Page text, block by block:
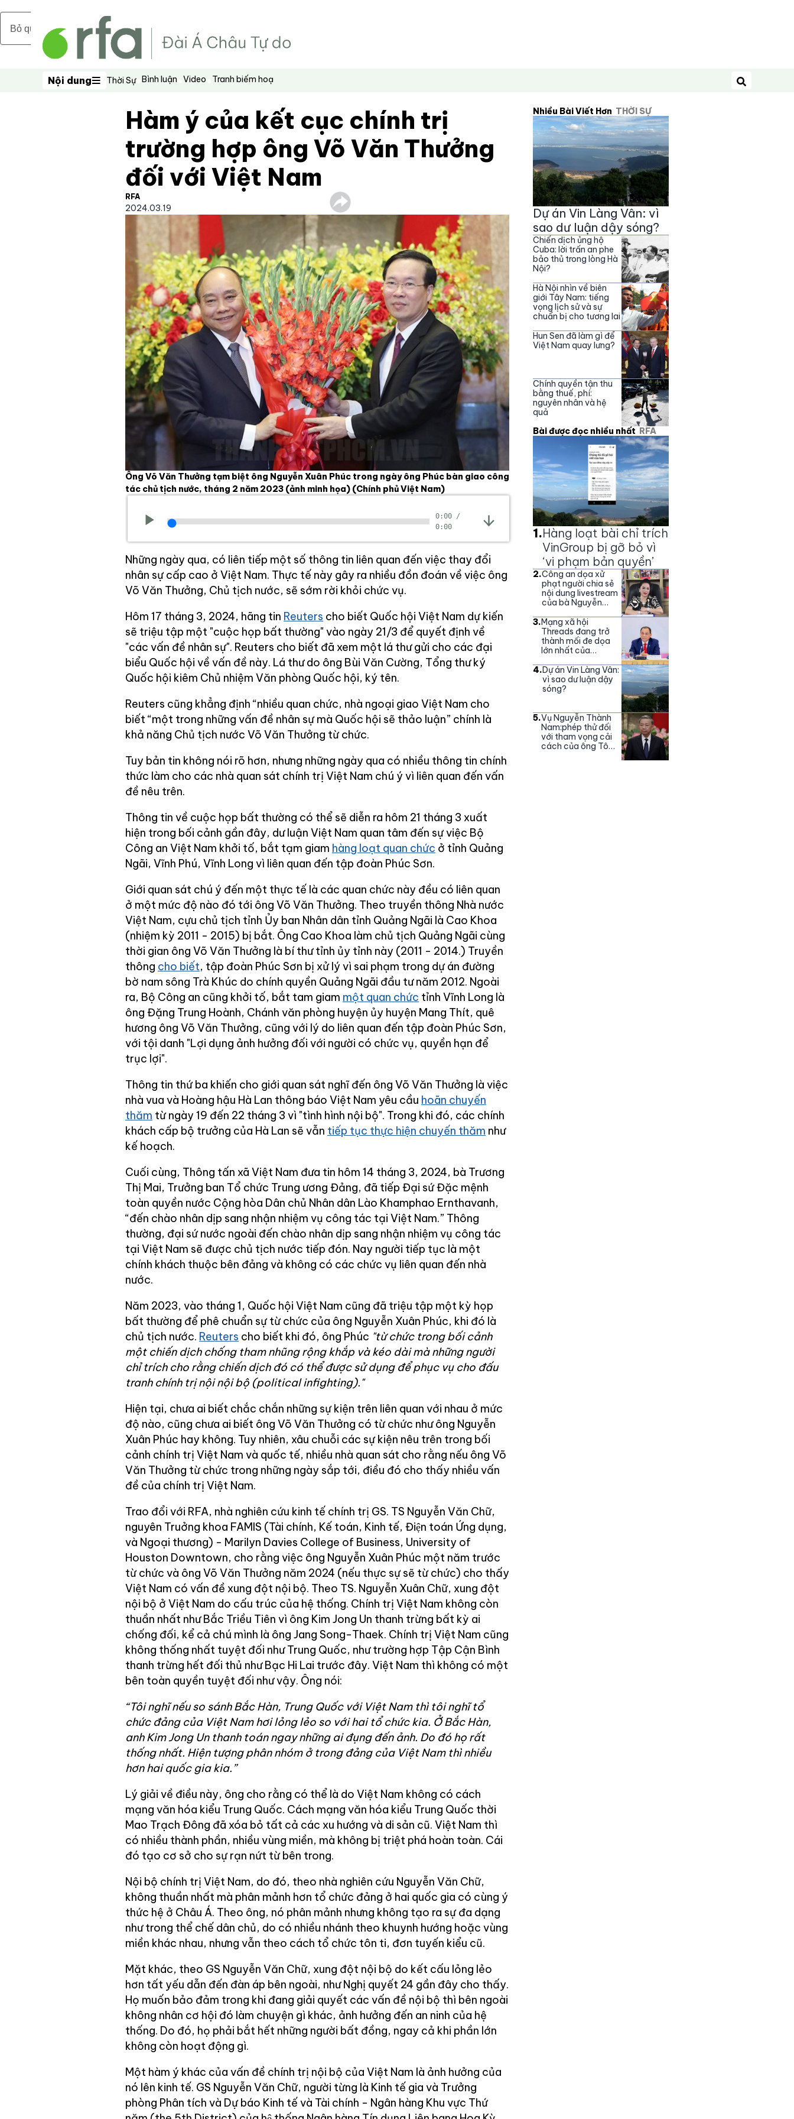
Bỏ qua nội dung chính
Nội dung
Nội dung Thời Sự Bình luận Video Tranh biếm hoạ
Tìm kiếm
Hàm ý của kết cục chính trị
trường hợp ông Võ Văn Thưởng
đối với Việt Nam
RFA
2024.03.19
Ông Võ Văn Thưởng tạm biệt ông Nguyễn Xuân Phúc trong ngày ông Phúc bàn giao công
tác chủ tịch nước, tháng 2 năm 2023 (ảnh minh họa) (Chính phủ Việt Nam)
0:00 /
0:00
Những ngày qua, có liên tiếp một số thông tin liên quan đến việc thay đổi
nhân sự cấp cao ở Việt Nam. Thực tế này gây ra nhiều đồn đoán về việc ông
Võ Văn Thưởng, Chủ tịch nước, sẽ sớm rời khỏi chức vụ.
Hôm 17 tháng 3, 2024, hãng tin Reuters cho biết Quốc hội Việt Nam dự kiến
sẽ triệu tập một "cuộc họp bất thường" vào ngày 21/3 để quyết định về
"các vấn đề nhân sự". Reuters cho biết đã xem một lá thư gửi cho các đại
biểu Quốc hội về vấn đề này. Lá thư do ông Bùi Văn Cường, Tổng thư ký
Quốc hội kiêm Chủ nhiệm Văn phòng Quốc hội, ký tên.
Reuters cũng khẳng định “nhiều quan chức, nhà ngoại giao Việt Nam cho
biết “một trong những vấn đề nhân sự mà Quốc hội sẽ thảo luận” chính là
khả năng Chủ tịch nước Võ Văn Thưởng từ chức.
Tuy bản tin không nói rõ hơn, nhưng những ngày qua có nhiều thông tin chính
thức làm cho các nhà quan sát chính trị Việt Nam chú ý vì liên quan đến vấn
đề nêu trên.
Thông tin về cuộc họp bất thường có thể sẽ diễn ra hôm 21 tháng 3 xuất
hiện trong bối cảnh gần đây, dư luận Việt Nam quan tâm đến sự việc Bộ
Công an Việt Nam khởi tố, bắt tạm giam hàng loạt quan chức ở tỉnh Quảng
Ngãi, Vĩnh Phú, Vĩnh Long vì liên quan đến tập đoàn Phúc Sơn.
Giới quan sát chú ý đến một thực tế là các quan chức này đều có liên quan
ở một mức độ nào đó tới ông Võ Văn Thưởng. Theo truyền thông Nhà nước
Việt Nam, cựu chủ tịch tỉnh Ủy ban Nhân dân tỉnh Quảng Ngãi là Cao Khoa
(nhiệm kỳ 2011 - 2015) bị bắt. Ông Cao Khoa làm chủ tịch Quảng Ngãi cùng
thời gian ông Võ Văn Thưởng là bí thư tỉnh ủy tỉnh này (2011 - 2014.) Truyền
thông cho biết, tập đoàn Phúc Sơn bị xử lý vì sai phạm trong dự án đường
bờ nam sông Trà Khúc do chính quyền Quảng Ngãi đầu tư năm 2012. Ngoài
ra, Bộ Công an cũng khởi tố, bắt tam giam một quan chức tỉnh Vĩnh Long là
ông Đặng Trung Hoành, Chánh văn phòng huyện ủy huyện Mang Thít, quê
hương ông Võ Văn Thưởng, cũng với lý do liên quan đến tập đoàn Phúc Sơn,
với tội danh "Lợi dụng ảnh hưởng đối với người có chức vụ, quyền hạn để
trục lợi".
Thông tin thứ ba khiến cho giới quan sát nghĩ đến ông Võ Văn Thưởng là việc
nhà vua và Hoàng hậu Hà Lan thông báo Việt Nam yêu cầu hoãn chuyến
thăm từ ngày 19 đến 22 tháng 3 vì "tình hình nội bộ". Trong khi đó, các chính
khách cấp bộ trưởng của Hà Lan sẽ vẫn tiếp tục thực hiện chuyến thăm như
kế hoạch.
Cuối cùng, Thông tấn xã Việt Nam đưa tin hôm 14 tháng 3, 2024, bà Trương
Thị Mai, Trưởng ban Tổ chức Trung ương Đảng, đã tiếp Đại sứ Đặc mệnh
toàn quyền nước Cộng hòa Dân chủ Nhân dân Lào Khamphao Ernthavanh,
“đến chào nhân dịp sang nhận nhiệm vụ công tác tại Việt Nam.” Thông
thường, đại sứ nước ngoài đến chào nhân dịp sang nhận nhiệm vụ công tác
tại Việt Nam sẽ được chủ tịch nước tiếp đón. Nay người tiếp tục là một
chính khách thuộc bên đảng và không có các chức vụ liên quan đến nhà
nước.
Năm 2023, vào tháng 1, Quốc hội Việt Nam cũng đã triệu tập một kỳ họp
bất thường để phê chuẩn sự từ chức của ông Nguyễn Xuân Phúc, khi đó là
chủ tịch nước. Reuters cho biết khi đó, ông Phúc "từ chức trong bối cảnh
một chiến dịch chống tham nhũng rộng khắp và kéo dài mà những người
chỉ trích cho rằng chiến dịch đó có thể được sử dụng để phục vụ cho đấu
tranh chính trị nội nội bộ (political infighting)."
Hiện tại, chưa ai biết chắc chắn những sự kiện trên liên quan với nhau ở mức
độ nào, cũng chưa ai biết ông Võ Văn Thưởng có từ chức như ông Nguyễn
Xuân Phúc hay không. Tuy nhiên, xâu chuỗi các sự kiện nêu trên trong bối
cảnh chính trị Việt Nam và quốc tế, nhiều nhà quan sát cho rằng nếu ông Võ
Văn Thưởng từ chức trong những ngày sắp tới, điều đó cho thấy nhiều vấn
đề của chính trị Việt Nam.
Trao đổi với RFA, nhà nghiên cứu kinh tế chính trị GS. TS Nguyễn Văn Chữ,
nguyên Truởng khoa FAMIS (Tài chính, Kế toán, Kinh tế, Điện toán Ứng dụng,
và Ngoại thương) - Marilyn Davies College of Business, University of
Houston Downtown, cho rằng việc ông Nguyễn Xuân Phúc một năm trước
từ chức và ông Võ Văn Thưởng năm 2024 (nếu thực sự sẽ từ chức) cho thấy
Việt Nam có vấn đề xung đột nội bộ. Theo TS. Nguyễn Xuân Chữ, xung đột
nội bộ ở Việt Nam do cấu trúc của hệ thống. Chính trị Việt Nam không còn
thuần nhất như Bắc Triều Tiên vì ông Kim Jong Un thanh trừng bất kỳ ai
chống đối, kể cả chú mình là ông Jang Song-Thaek. Chính trị Việt Nam cũng
không thống nhất tuyệt đối như Trung Quốc, như trường hợp Tập Cận Bình
thanh trừng hết đối thủ như Bạc Hi Lai trước đây. Việt Nam thì không có một
bên toàn quyền tuyệt đối như vậy. Ông nói:
“Tôi nghĩ nếu so sánh Bắc Hàn, Trung Quốc với Việt Nam thì tôi nghĩ tổ
chức đảng của Việt Nam hơi lỏng lẻo so với hai tổ chức kia. Ở Bắc Hàn,
anh Kim Jong Un thanh toán ngay những ai đụng đến ảnh. Do đó họ rất
thống nhất. Hiện tượng phân nhóm ở trong đảng của Việt Nam thì nhiều
hơn hai quốc gia kia.”
Lý giải về điều này, ông cho rằng có thể là do Việt Nam không có cách
mạng văn hóa kiểu Trung Quốc. Cách mạng văn hóa kiểu Trung Quốc thời
Mao Trạch Đông đã xóa bỏ tất cả các xu hướng và di sản cũ. Việt Nam thì
có nhiều thành phần, nhiều vùng miền, mà không bị triệt phá hoàn toàn. Cái
đó tạo cơ sở cho sự rạn nứt từ bên trong.
Nội bộ chính trị Việt Nam, do đó, theo nhà nghiên cứu Nguyễn Văn Chữ,
không thuần nhất mà phân mảnh hơn tổ chức đảng ở hai quốc gia có cùng ý
thức hệ ở Châu Á. Theo ông, nó phân mảnh nhưng không tạo ra sự đa dạng
như trong thể chế dân chủ, do có nhiều nhánh theo khuynh hướng hoặc vùng
miền khác nhau, nhưng vẫn theo cách tổ chức tôn ti, đơn tuyến kiểu cũ.
Mặt khác, theo GS Nguyễn Văn Chữ, xung đột nội bộ do kết cấu lỏng lẻo
hơn tất yếu dẫn đến đàn áp bên ngoài, như Nghị quyết 24 gần đây cho thấy.
Họ muốn bảo đảm trong khi đang giải quyết các vấn đề nội bộ thì bên ngoài
không nhân cơ hội đó làm chuyện gì khác, ảnh hưởng đến an ninh của hệ
thống. Do đó, họ phải bắt hết những người bất đồng, ngay cả khi phần lớn
không còn hoạt động gì.
Một hàm ý khác của vấn đề chính trị nội bộ của Việt Nam là ảnh hưởng của
nó lên kinh tế. GS Nguyễn Văn Chữ, người từng là Kinh tế gia và Trưởng
phòng Phân tích và Dự báo Kinh tế và Tài chính - Ngân hàng Khu vực Thứ
Nhiều Bài Viết Hơn THỜI SỰ
Dự án Vin Làng Vân: vì
sao dư luận dậy sóng?
Chiến dịch ủng hộ
Cuba: lời trấn an phe
bảo thủ trong lòng Hà
Nội?
Hà Nội nhìn về biên
giới Tây Nam: tiếng
vọng lịch sử và sự
chuẩn bị cho tương lai
Hun Sen đã làm gì để
Việt Nam quay lưng?
Chính quyền tận thu
bằng thuế, phí:
nguyên nhân và hệ
quả
Bài được đọc nhiều nhất RFA
1.Hàng loạt bài chỉ trích
VinGroup bị gỡ bỏ vì
‘vi phạm bản quyền’
2.Công an dọa xử
phạt người chia sẻ
nội dung livestream
của bà Nguyễn
3.Mạng xã hội
Threads đang trở
thành mối đe dọa
lớn nhất của
4.Dự án Vin Làng Vân:
vì sao dư luận dậy
sóng?
5.Vụ Nguyễn Thành
Nam:phép thử đối
với tham vọng cải
cách của ông Tô